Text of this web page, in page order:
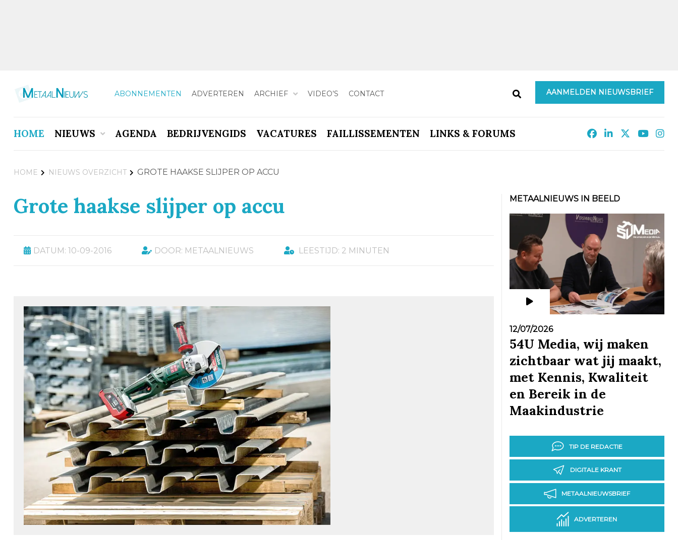
ABONNEMENTEN ADVERTEREN ARCHIEF VIDEO’S CONTACT AANMELDEN NIEUWSBRIEF
HOME NIEUWS AGENDA BEDRIJVENGIDS VACATURES FAILLISSEMENTEN LINKS & FORUMS
HOME NIEUWS OVERZICHT GROTE HAAKSE SLIJPER OP ACCU
Grote haakse slijper op accu
DATUM: 10-09-2016 DOOR: METAALNIEUWS LEESTIJD: 2 MINUTEN
METAALNIEUWS IN BEELD
12/07/2026
54U Media, wij maken
zichtbaar wat jij maakt,
met Kennis, Kwaliteit
en Bereik in de
Maakindustrie
TIP DE REDACTIE
DIGITALE KRANT
METAALNIEUWSBRIEF
ADVERTEREN